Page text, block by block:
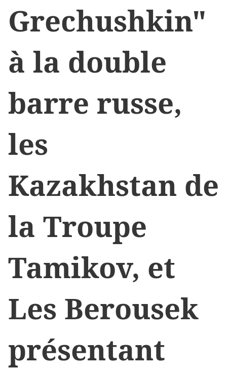
Grechushkin"
à la double
barre russe,
les
Kazakhstan de
la Troupe
Tamikov, et
Les Berousek
présentant